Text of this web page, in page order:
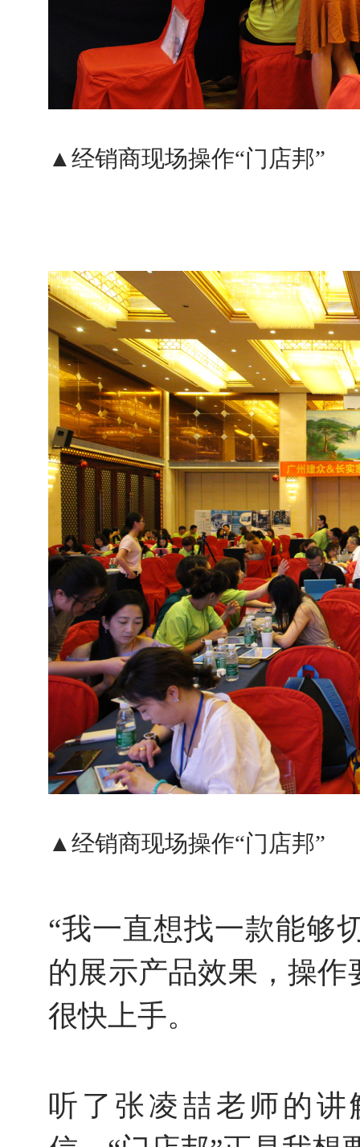
▲ 经销商现场操作“门店邦”
▲ 经销商现场操作“门店邦”
“我一直想找一款能够
的展示产品效果，操
很快上手。
听了张凌喆老师的